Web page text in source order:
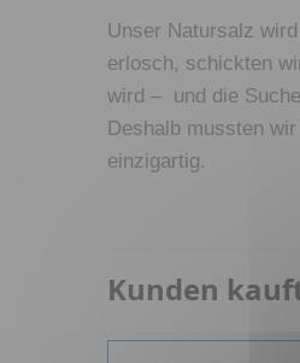
Unser Natursalz
erlosch, schickten
wird – und die
Deshalb mussten
einzigartig.
Kunden